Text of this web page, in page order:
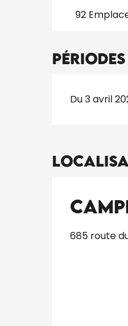
92
Du 3 avril
685 route